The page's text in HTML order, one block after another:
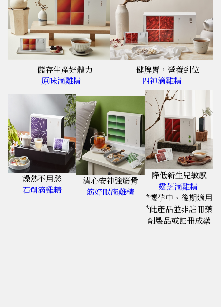
儲存生產好體力
原味滴雞精
健脾胃，營養到位
四神滴雞精
燥熱不用愁
石斛滴雞精
清心安神強筋骨
筋好眠滴雞精
降低新生兒敏感
靈芝滴雞精
*懷孕中、後期適用
*此產品並非註冊藥
劑製品或註冊成藥